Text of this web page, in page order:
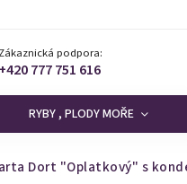
Zákaznická podpora:
+420 777 751 616
RYBY , PLODY MOŘE
Dort "Oplatkový" s